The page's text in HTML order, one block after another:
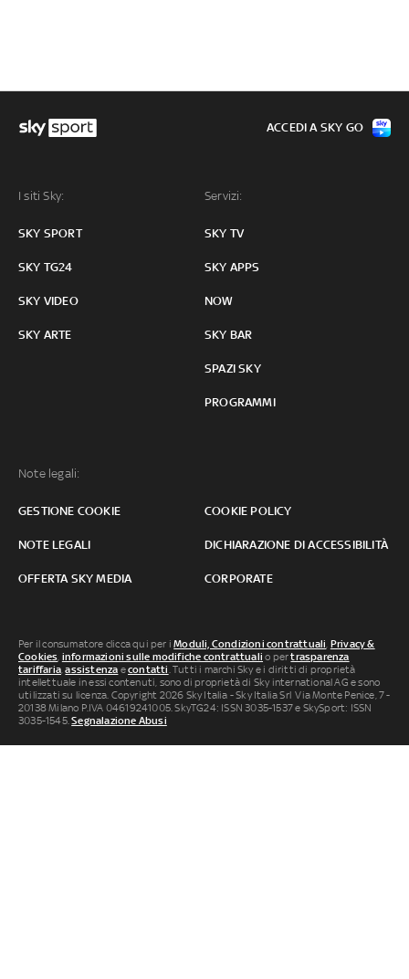
I siti Sky:
SKY SPORT
SKY TG24
SKY VIDEO
SKY ARTE
Servizi:
SKY TV
SKY APPS
NOW
SKY BAR
SPAZI SKY
PROGRAMMI
Note legali:
GESTIONE COOKIE COOKIE POLICY
NOTE LEGALI DICHIARAZIONE DI ACCESSIBILITÀ
OFFERTA SKY MEDIA CORPORATE
ACCEDI A SKY GO
Per il consumatore clicca qui per iModuli, Condizioni contrattuali, Privacy &
Cookies, informazioni sulle modifiche contrattuali o pertrasparenza
tariffaria,assistenza econtatti. Tutti i marchi Sky e i diritti di proprietà
intellettuale in essi contenuti, sono di proprietà di Sky international AG e sono
utilizzati su licenza. Copyright 2026 Sky Italia - Sky Italia Srl Via Monte Penice, 7 -
20138 Milano P.IVA 04619241005. SkyTG24: ISSN 3035-1537 e SkySport: ISSN
3035-1545.Segnalazione Abusi